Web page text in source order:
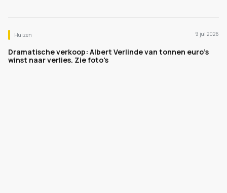
Huizen 9 jul 2026
Dramatische verkoop: Albert Verlinde van tonnen euro's
winst naar verlies. Zie foto's